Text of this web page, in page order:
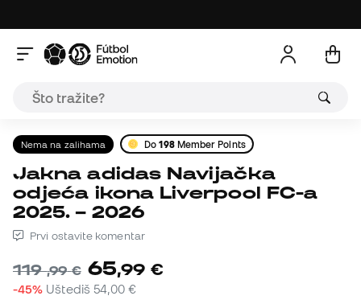
Nema na zalihama Do198Member Points
Jakna adidas Navijačka
odjeća ikona Liverpool FC-a
2025. – 2026
Prvi ostavite komentar
119,99 € 65,99 €
-45% Uštediš 54,00 €